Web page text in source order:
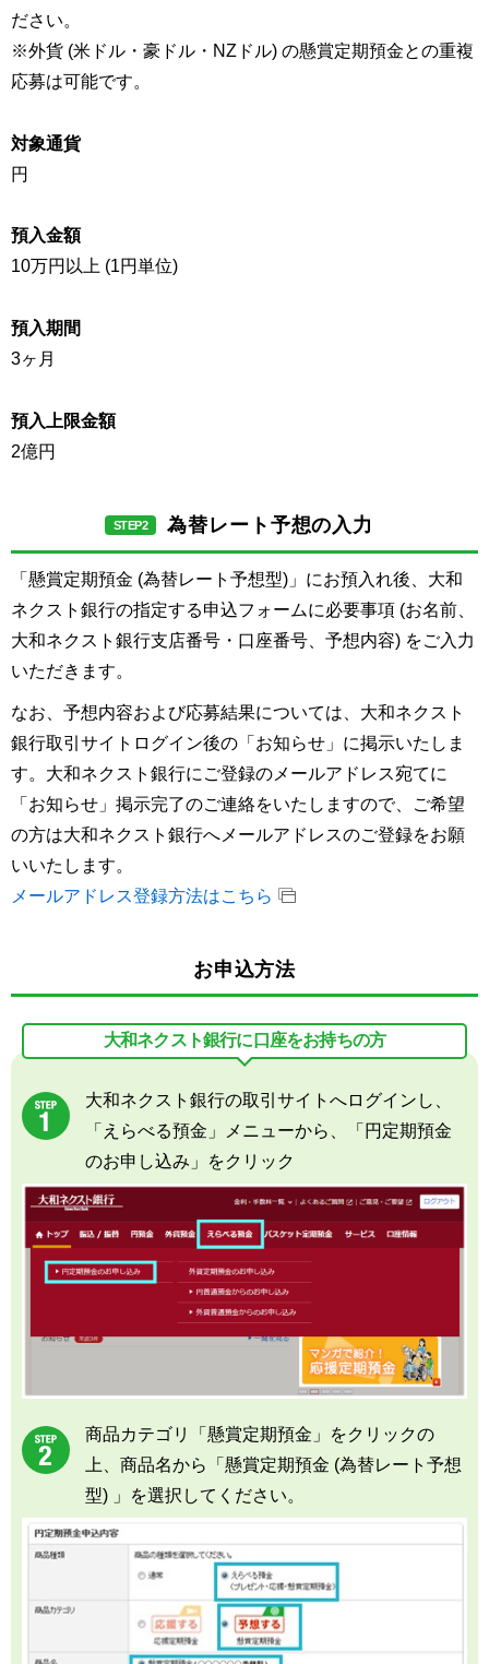
ださい。
※外貨 (米ドル・豪ドル・NZドル) の懸賞定期預金との重複
応募は可能です。
対象通貨
円
預入金額
10万円以上 (1円単位)
預入期間
3ヶ月
預入上限金額
2億円
STEP2 為替レート予想の入力
「懸賞定期預金 (為替レート予想型)」にお預入れ後、大和
ネクスト銀行の指定する申込フォームに必要事項 (お名前、
大和ネクスト銀行支店番号・口座番号、予想内容) をご入力
いただきます。
なお、予想内容および応募結果については、大和ネクスト
銀行取引サイトログイン後の「お知らせ」に掲示いたしま
す。大和ネクスト銀行にご登録のメールアドレス宛てに
「お知らせ」掲示完了のご連絡をいたしますので、ご希望
の方は大和ネクスト銀行へメールアドレスのご登録をお願
いいたします。
メールアドレス登録方法はこちら
お申込方法
大和ネクスト銀行に 口座をお持ちの方
大和ネクスト銀行の取引サイトへログインし、
「えらべる預金」メニューから、「円定期預金
のお申し込み」をクリック
商品カテゴリ「懸賞定期預金」をクリックの
上、商品名から「懸賞定期預金 (為替レート予想
型) 」を選択してください。